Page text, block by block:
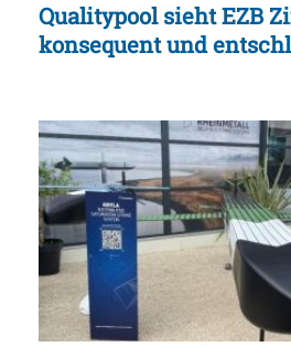
Qualitypool sieht EZB
konsequent und